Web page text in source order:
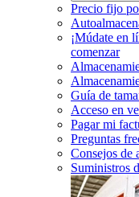
Precio fijo
¡Múdate en
comenzar
Guía de
Acceso en
Pagar mi
Preguntas
Consejos de
Suministros